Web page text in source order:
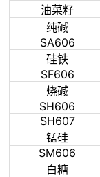
油菜籽
纯碱
SA606
硅铁
SF606
烧碱
SH606
SH607
锰硅
SM606
白糖